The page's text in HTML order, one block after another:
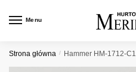
Menu
Strona główna / Hammer HM-1712-C1